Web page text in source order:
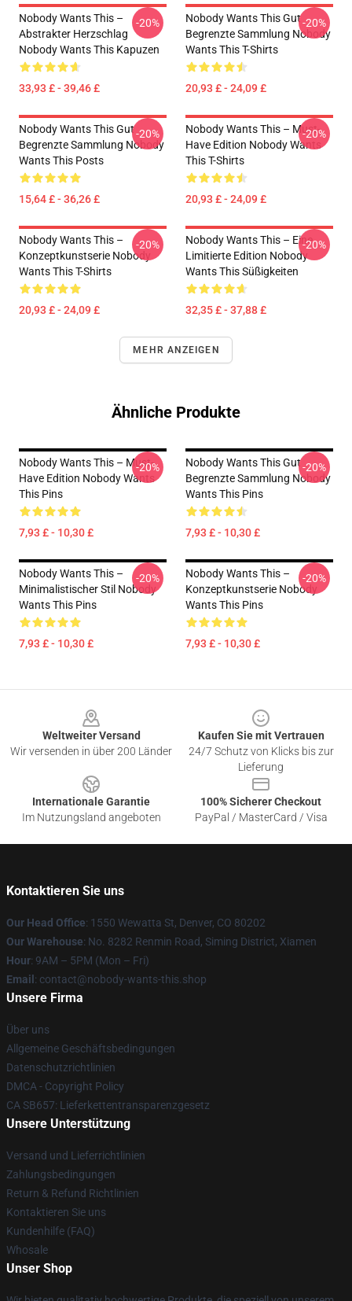
Nobody Wants This –
Abstrakter Herzschlag
Nobody Wants This Kapuzen
33,93 £ - 39,46 £
-20%
Nobody Wants This Gut
Begrenzte Sammlung Nobody
Wants This T-Shirts
20,93 £ - 24,09 £
-20%
Nobody Wants This Gut
Begrenzte Sammlung Nobody
Wants This Posts
15,64 £ - 36,26 £
-20%
Nobody Wants This – Must-
Have Edition Nobody Wants
This T-Shirts
20,93 £ - 24,09 £
-20%
Nobody Wants This –
Konzeptkunstserie Nobody
Wants This T-Shirts
20,93 £ - 24,09 £
-20%
Nobody Wants This – Eine
Limitierte Edition Nobody
Wants This Süßigkeiten
32,35 £ - 37,88 £
-20%
MEHR ANZEIGEN
Ähnliche Produkte
Nobody Wants This – Must-
Have Edition Nobody Wants
This Pins
7,93 £ - 10,30 £
-20%
Nobody Wants This Gut
Begrenzte Sammlung Nobody
Wants This Pins
7,93 £ - 10,30 £
-20%
Nobody Wants This –
Minimalistischer Stil Nobody
Wants This Pins
7,93 £ - 10,30 £
-20%
Nobody Wants This –
Konzeptkunstserie Nobody
Wants This Pins
7,93 £ - 10,30 £
-20%
Weltweiter Versand
Wir versenden in über 200 Länder
Kaufen Sie mit Vertrauen
24/7 Schutz von Klicks bis zur
Lieferung
Internationale Garantie
Im Nutzungsland angeboten
100% Sicherer Checkout
PayPal / MasterCard / Visa
Kontaktieren Sie uns
Our Head Office: 1550 Wewatta St, Denver, CO 80202
Our Warehouse: No. 8282 Renmin Road, Siming District, Xiamen
Hour: 9AM – 5PM (Mon – Fri)
Email : contact@nobody-wants-this.shop
Unsere Firma
Über uns
Allgemeine Geschäftsbedingungen
Datenschutzrichtlinien
DMCA - Copyright Policy
CA SB657: Lieferkettentransparenzgesetz
Unsere Unterstützung
Versand und Lieferrichtlinien
Zahlungsbedingungen
Return & Refund Richtlinien
Kontaktieren Sie uns
Kundenhilfe (FAQ)
Whosale
Unser Shop